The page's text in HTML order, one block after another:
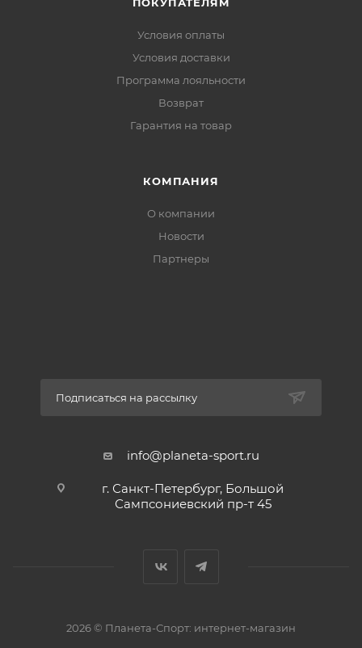
Условия оплаты
Условия доставки
Программа лояльности
Возврат
Гарантия на товар
КОМПАНИЯ
О компании
Новости
Партнеры
Подписаться на рассылку
info@planeta-sport.ru
г. Санкт-Петербург, Большой
Сампсониевский пр-т 45
2026 © Планета-Спорт: интернет-магазин